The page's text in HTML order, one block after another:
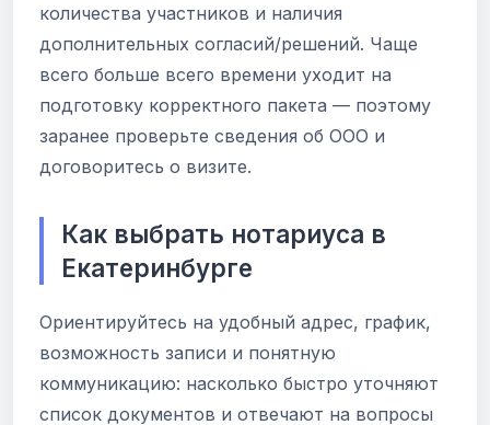
количества участников и наличия
дополнительных согласий/решений. Чаще
всего больше всего времени уходит на
подготовку корректного пакета — поэтому
заранее проверьте сведения об ООО и
договоритесь о визите.
Как выбрать нотариуса в
Екатеринбурге
Ориентируйтесь на удобный адрес, график,
возможность записи и понятную
коммуникацию: насколько быстро уточняют
список документов и отвечают на вопросы